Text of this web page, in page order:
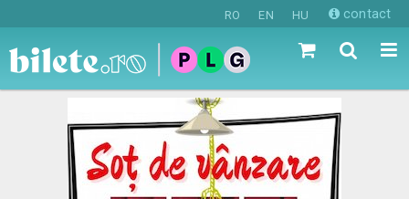
RO EN HU contact